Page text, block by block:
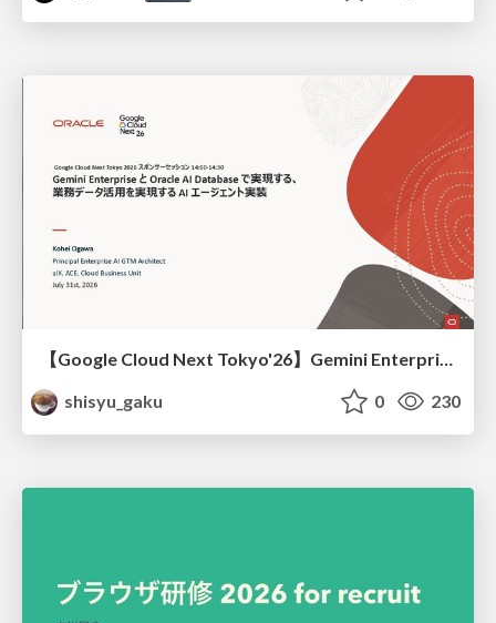
【Google Cloud Next Tokyo'26】Gemini Enterprise と Oracle AI Database で実現する、 業務データ活用を実現する AI エージェント実装
shisyu_gaku
0 230